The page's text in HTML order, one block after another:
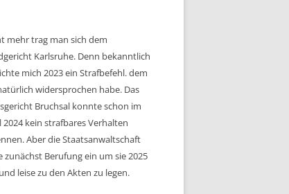
mehr trag man sich dem
Karlsruhe. Denn bekanntlich
mich 2023 ein Strafbefehl. dem
widersprochen habe. Das
Bruchsal konnte schon im
2024 kein strafbares Verhalten
Aber die Staatsanwaltschaft
zunächst Berufung ein um sie 2025
leise zu den Akten zu legen.